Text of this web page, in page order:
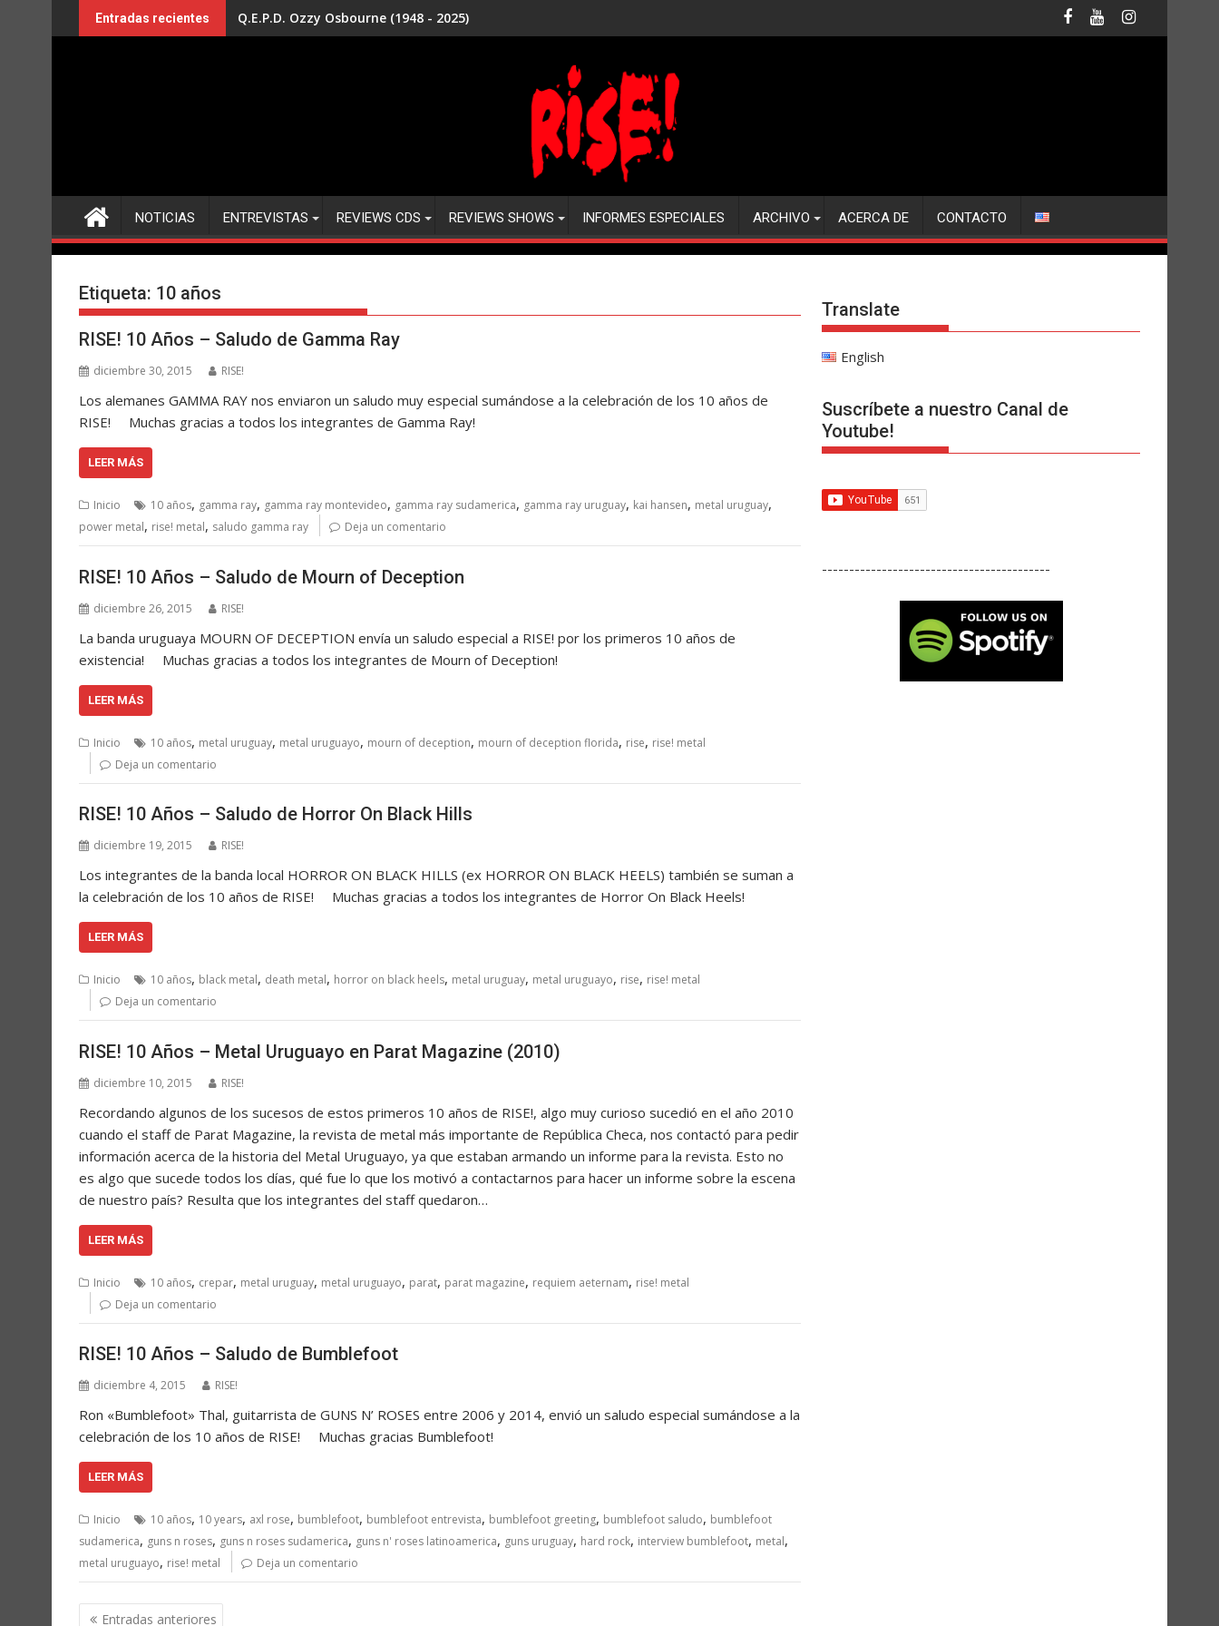
al
Entradas recientes Q.E.P.D. Ozzy Osbourne (1948 - 2025)
NOTICIAS ENTREVISTAS REVIEWS CDS REVIEWS SHOWS INFORMES ESPECIALES ARCHIVO ACERCA DE CONTACTO
Etiqueta: 10 años
RISE! 10 Años – Saludo de Gamma Ray
diciembre 30, 2015 RISE!
Los alemanes GAMMA RAY nos enviaron un saludo muy especial sumándose a la celebración de los 10 años de
RISE! Muchas gracias a todos los integrantes de Gamma Ray!
LEER MÁS
Inicio 10 años, gamma ray, gamma ray montevideo, gamma ray sudamerica, gamma ray uruguay, kai hansen, metal uruguay,
power metal, rise! metal, saludo gamma ray Deja un comentario
RISE! 10 Años – Saludo de Mourn of Deception
diciembre 26, 2015 RISE!
La banda uruguaya MOURN OF DECEPTION envía un saludo especial a RISE! por los primeros 10 años de
existencia! Muchas gracias a todos los integrantes de Mourn of Deception!
LEER MÁS
Inicio 10 años, metal uruguay, metal uruguayo, mourn of deception, mourn of deception florida, rise, rise! metal
Deja un comentario
RISE! 10 Años – Saludo de Horror On Black Hills
diciembre 19, 2015 RISE!
Los integrantes de la banda local HORROR ON BLACK HILLS (ex HORROR ON BLACK HEELS) también se suman a
la celebración de los 10 años de RISE! Muchas gracias a todos los integrantes de Horror On Black Heels!
LEER MÁS
Inicio 10 años, black metal, death metal, horror on black heels, metal uruguay, metal uruguayo, rise, rise! metal
Deja un comentario
RISE! 10 Años – Metal Uruguayo en Parat Magazine (2010)
diciembre 10, 2015 RISE!
Recordando algunos de los sucesos de estos primeros 10 años de RISE!, algo muy curioso sucedió en el año 2010
cuando el staff de Parat Magazine, la revista de metal más importante de República Checa, nos contactó para pedir
información acerca de la historia del Metal Uruguayo, ya que estaban armando un informe para la revista. Esto no
es algo que sucede todos los días, qué fue lo que los motivó a contactarnos para hacer un informe sobre la escena
de nuestro país? Resulta que los integrantes del staff quedaron…
LEER MÁS
Inicio 10 años, crepar, metal uruguay, metal uruguayo, parat, parat magazine, requiem aeternam, rise! metal
Deja un comentario
RISE! 10 Años – Saludo de Bumblefoot
diciembre 4, 2015 RISE!
Ron «Bumblefoot» Thal, guitarrista de GUNS N’ ROSES entre 2006 y 2014, envió un saludo especial sumándose a la
celebración de los 10 años de RISE! Muchas gracias Bumblefoot!
LEER MÁS
Inicio 10 años, 10 years, axl rose, bumblefoot, bumblefoot entrevista, bumblefoot greeting, bumblefoot saludo, bumblefoot
sudamerica, guns n roses, guns n roses sudamerica, guns n' roses latinoamerica, guns uruguay, hard rock, interview bumblefoot, metal,
metal uruguayo, rise! metal Deja un comentario
Navegación
Entradas anteriores
Translate
English
Suscríbete a nuestro Canal de
Youtube!
------------------------------------------